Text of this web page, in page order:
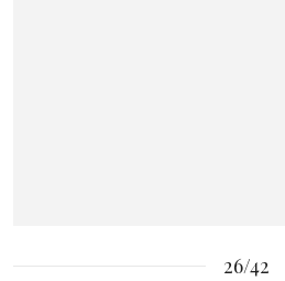
26/42